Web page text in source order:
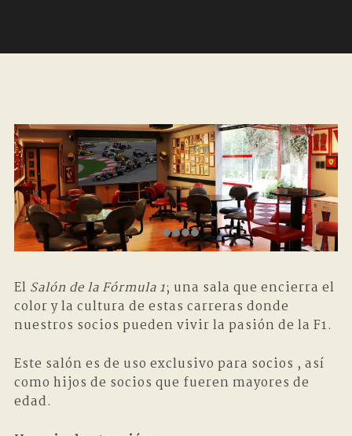
El Salón de la Fórmula 1; una sala que encierra el
color y la cultura de estas carreras donde
nuestros socios pueden vivir la pasión de la F1.
Este salón es de uso exclusivo para socios , así
como hijos de socios que fueren mayores de
edad.